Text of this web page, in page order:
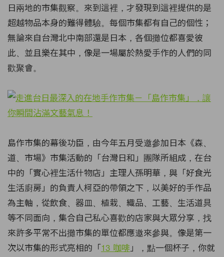
日兩地的市集觀察。來到這裡，才發現到這裡提供的是
超越物品本身的難得體驗。每個市集都有自己的個性；
無論來自台灣北中南部還是日本，各個攤位都喜愛彼
此、並且樂在其中，像是一場屬於熱愛手作的人們的同
歡聚會。
島作市集的幕後功臣，由今年五月受邀參加日本《森、
道、市場》市集活動的「台灣日和」團隊所組成，在台
中的「實心裡生活什物店」主理人孫明華，與「好食光
生活廚房」的負責人柯亞的帶領之下，以美好的手作品
為主軸，從飲食、器皿、植栽、織品、工藝、生活道具
等不同面向，集合自己私心喜歡的店家與大眾分享，找
來許多平常不出攤市集的單位都應邀來參與。像是第一
次以市集的形式亮相的「13 咖啡 」，點一個杯子，你就